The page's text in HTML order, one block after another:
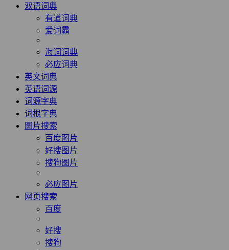
双语词典
有道词典
爱词霸
海词词典
必应词典
英文词典
英语词源
词源字典
词根字典
图片搜索
百度图片
好搜图片
搜狗图片
必应图片
网页搜索
百度
好搜
搜狗